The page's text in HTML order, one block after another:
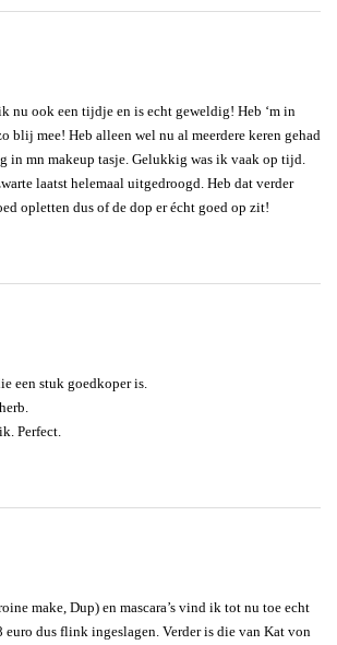
nu ook een tijdje en is echt geweldig! Heb ‘m in
blij mee! Heb alleen wel nu al meerdere keren gehad
in mn makeup tasje. Gelukkig was ik vaak op tijd.
laatst helemaal uitgedroogd. Heb dat verder
opletten dus of de dop er écht goed op zit!
een stuk goedkoper is.
Perfect.
make, Dup) en mascara’s vind ik tot nu toe echt
euro dus flink ingeslagen. Verder is die van Kat von